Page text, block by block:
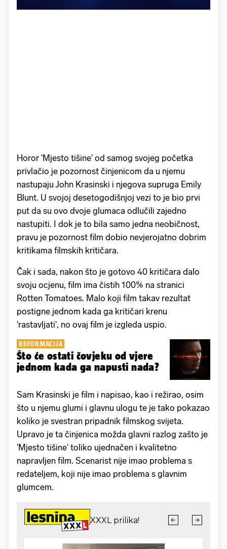
Horor 'Mjesto tišine' od samog svojeg početka
privlačio je pozornost činjenicom da u njemu
nastupaju John Krasinski i njegova supruga Emily
Blunt. U svojoj desetogodišnjoj vezi to je bio prvi
put da su ovo dvoje glumaca odlučili zajedno
nastupiti. I dok je to bila samo jedna neobičnost,
pravu je pozornost film dobio nevjerojatno dobrim
kritikama filmskih kritičara.
Čak i sada, nakon što je gotovo 40 kritičara dalo
svoju ocjenu, film ima čistih 100% na stranici
Rotten Tomatoes. Malo koji film takav rezultat
postigne jednom kada ga kritičari krenu
'rastavljati', no ovaj film je izgleda uspio.
REFORMACIJA
Što će ostati čovjeku od vjere
jednom kada ga napusti nada?
Sam Krasinski je film i napisao, kao i režirao, osim
što u njemu glumi i glavnu ulogu te je tako pokazao
koliko je svestran pripadnik filmskog svijeta.
Upravo je ta činjenica možda glavni razlog zašto je
'Mjesto tišine' toliko ujednačen i kvalitetno
napravljen film. Scenarist nije imao problema s
redateljem, koji nije imao problema s glavnim
glumcem.